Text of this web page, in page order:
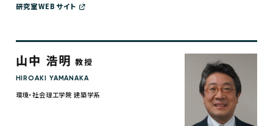
研究室WEBサイト
山中 浩明教授
HIROAKI YAMANAKA
環境・社会理工学院 建築学系